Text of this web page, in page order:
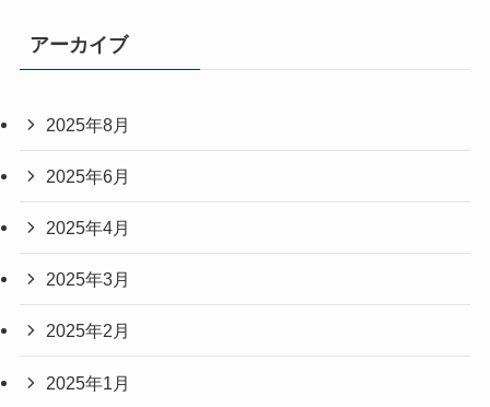
アーカイブ
2025年8月
2025年6月
2025年4月
2025年3月
2025年2月
2025年1月